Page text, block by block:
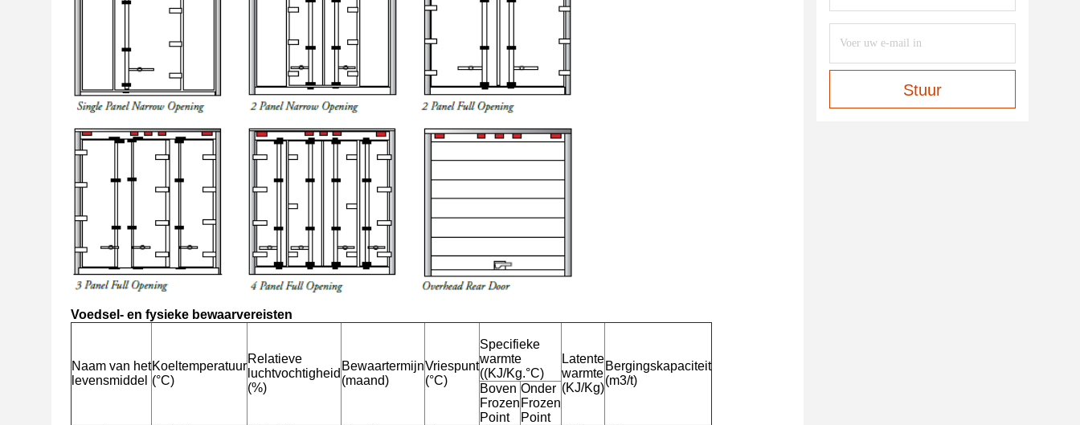
Voedsel- en fysieke bewaarvereisten
Naam van het
levensmiddel
Koeltemperatuur
(°C)
Relatieve
luchtvochtigheid
(%)
Bewaartermijn
(maand)
Vriespunt
(°C)
Specifieke
warmte
((KJ/Kg.°C)
Latente
warmte
(KJ/Kg)
Bergingskapaciteit
(m3/t)
Boven
Frozen
Point
Onder
Frozen
Point
Stuur